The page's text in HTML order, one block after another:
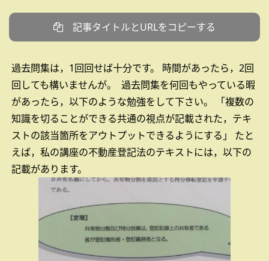
記事タイトルとURLをコピーする
過去問集は，1回回せば十分です。
時間があったら，2回
回しても構いませんが。
過去問集を何回もやっている暇
があったら，以下のような勉強をして下さい。
「複数の
知識を切ることができる共通の視点が記載された，テキ
ストの該当箇所をアウトプットできるようにする」
たと
えば，私の講座の不動産登記法のテキストには，以下の
記載があります。